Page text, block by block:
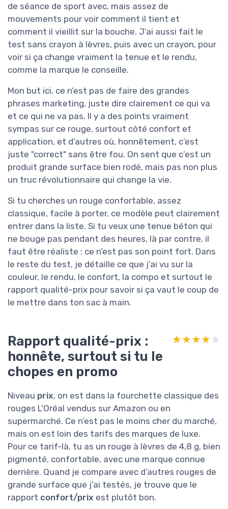
de séance de sport avec, mais assez de
mouvements pour voir comment il tient et
comment il vieillit sur la bouche. J’ai aussi fait le
test sans crayon à lèvres, puis avec un crayon, pour
voir si ça change vraiment la tenue et le rendu,
comme la marque le conseille.
Mon but ici, ce n’est pas de faire des grandes
phrases marketing, juste dire clairement ce qui va
et ce qui ne va pas. Il y a des points vraiment
sympas sur ce rouge, surtout côté confort et
application, et d’autres où, honnêtement, c’est
juste "correct" sans être fou. On sent que c’est un
produit grande surface bien rodé, mais pas non plus
un truc révolutionnaire qui change la vie.
Si tu cherches un rouge confortable, assez
classique, facile à porter, ce modèle peut clairement
entrer dans la liste. Si tu veux une tenue béton qui
ne bouge pas pendant des heures, là par contre, il
faut être réaliste : ce n’est pas son point fort. Dans
le reste du test, je détaille ce que j’ai vu sur la
couleur, le rendu, le confort, la compo et surtout le
rapport qualité-prix pour savoir si ça vaut le coup de
le mettre dans ton sac à main.
Rapport qualité-prix :
honnête, surtout si tu le
chopes en promo
★★★★★
★★★★★
Niveau prix, on est dans la fourchette classique des
rouges L'Oréal vendus sur Amazon ou en
supermarché. Ce n’est pas le moins cher du marché,
mais on est loin des tarifs des marques de luxe.
Pour ce tarif-là, tu as un rouge à lèvres de 4,8 g, bien
pigmenté, confortable, avec une marque connue
derrière. Quand je compare avec d’autres rouges de
grande surface que j’ai testés, je trouve que le
rapport confort/prix est plutôt bon.